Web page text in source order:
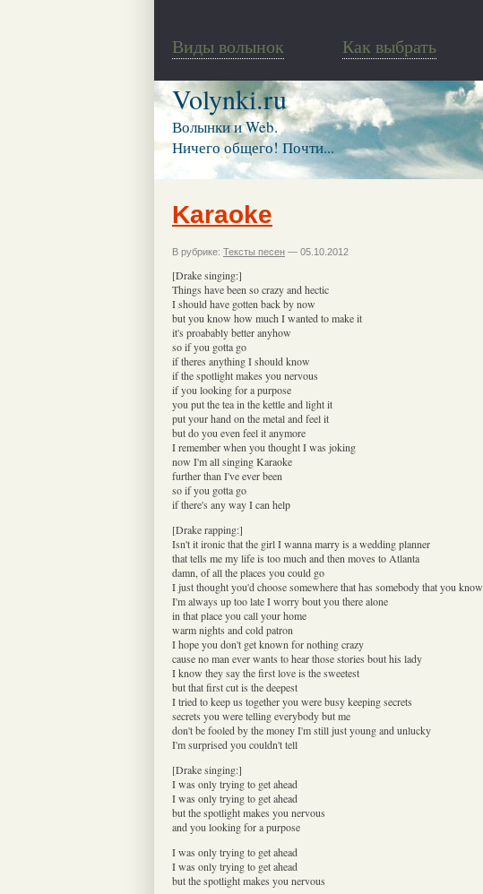
Виды волынок Как выбрать
Volynki.ru
Волынки и Web.
Ничего общего! Почти...
Karaoke
В рубрике: Тексты песен — 05.10.2012
[Drake singing:]
Things have been so crazy and hectic
I should have gotten back by now
but you know how much I wanted to make it
it's proabably better anyhow
so if you gotta go
if theres anything I should know
if the spotlight makes you nervous
if you looking for a purpose
you put the tea in the kettle and light it
put your hand on the metal and feel it
but do you even feel it anymore
I remember when you thought I was joking
now I'm all singing Karaoke
further than I've ever been
so if you gotta go
if there's any way I can help
[Drake rapping:]
Isn't it ironic that the girl I wanna marry is a wedding planner
that tells me my life is too much and then moves to Atlanta
damn, of all the places you could go
I just thought you'd choose somewhere that has somebody that you know
I'm always up too late I worry bout you there alone
in that place you call your home
warm nights and cold patron
I hope you don't get known for nothing crazy
cause no man ever wants to hear those stories bout his lady
I know they say the first love is the sweetest
but that first cut is the deepest
I tried to keep us together you were busy keeping secrets
secrets you were telling everybody but me
don't be fooled by the money I'm still just young and unlucky
I'm surprised you couldn't tell
[Drake singing:]
I was only trying to get ahead
I was only trying to get ahead
but the spotlight makes you nervous
and you looking for a purpose
I was only trying to get ahead
I was only trying to get ahead
but the spotlight makes you nervous